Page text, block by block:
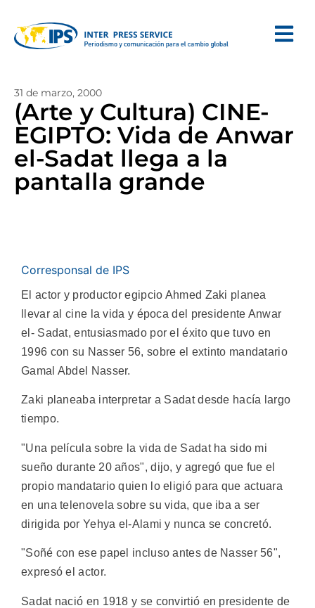
31 de marzo, 2000
(Arte y Cultura) CINE-
EGIPTO: Vida de Anwar
el-Sadat llega a la
pantalla grande
Corresponsal de IPS
El actor y productor egipcio Ahmed Zaki planea
llevar al cine la vida y época del presidente Anwar
el- Sadat, entusiasmado por el éxito que tuvo en
1996 con su Nasser 56, sobre el extinto mandatario
Gamal Abdel Nasser.
Zaki planeaba interpretar a Sadat desde hacía largo
tiempo.
"Una película sobre la vida de Sadat ha sido mi
sueño durante 20 años", dijo, y agregó que fue el
propio mandatario quien lo eligió para que actuara
en una telenovela sobre su vida, que iba a ser
dirigida por Yehya el-Alami y nunca se concretó.
"Soñé con ese papel incluso antes de Nasser 56",
expresó el actor.
Sadat nació en 1918 y se convirtió en presidente de